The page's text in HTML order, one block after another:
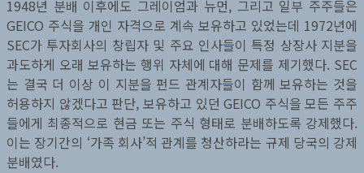
1948년 분배 이후에도 그레이엄과 뉴먼, 그리고 일부 주주들은
GEICO 주식을 개인 자격으로 계속 보유하고 있었는데 1972년에
SEC가 투자회사의 창립자 및 주요 인사들이 특정 상장사 지분을
과도하게 오래 보유하는 행위 자체에 대해 문제를 제기했다. SEC
는 결국 더 이상 이 지분을 펀드 관계자들이 함께 보유하는 것을
허용하지 않겠다고 판단, 보유하고 있던 GEICO 주식을 모든 주주
들에게 최종적으로 현금 또는 주식 형태로 분배하도록 강제했다.
이는 장기간의 ‘가족 회사’적 관계를 청산하라는 규제 당국의 강제
분배였다.